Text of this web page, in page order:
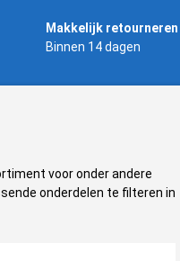
Makkelijk retourneren
Binnen 14 dagen
voor onder andere
onderdelen te filteren in